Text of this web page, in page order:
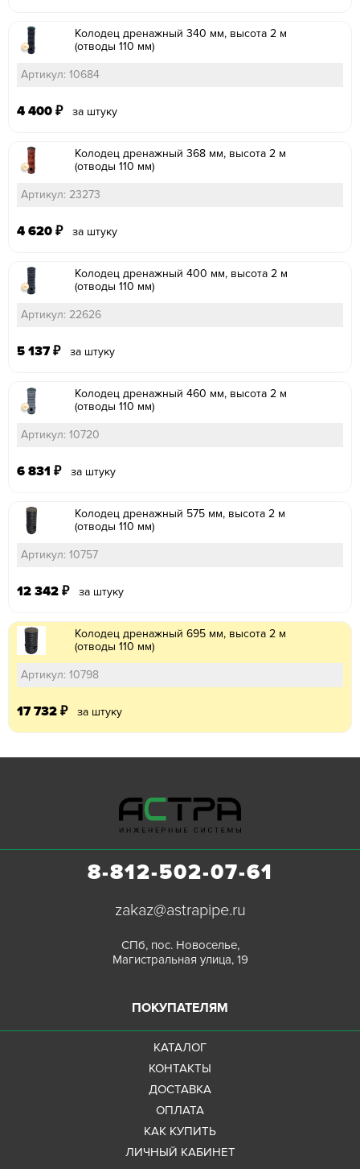
Колодец дренажный 340 мм, высота 2 м
(отводы 110 мм)
Артикул: 10684
4 400 ₽ за штуку
Колодец дренажный 368 мм, высота 2 м
(отводы 110 мм)
Артикул: 23273
4 620 ₽ за штуку
Колодец дренажный 400 мм, высота 2 м
(отводы 110 мм)
Артикул: 22626
5 137 ₽ за штуку
Колодец дренажный 460 мм, высота 2 м
(отводы 110 мм)
Артикул: 10720
6 831 ₽ за штуку
Колодец дренажный 575 мм, высота 2 м
(отводы 110 мм)
Артикул: 10757
12 342 ₽ за штуку
Колодец дренажный 695 мм, высота 2 м
(отводы 110 мм)
Артикул: 10798
17 732 ₽ за штуку
8-812-502-07-61
zakaz@astrapipe.ru
СПб, пос. Новоселье,
Магистральная улица, 19
ПОКУПАТЕЛЯМ
КАТАЛОГ
КОНТАКТЫ
ДОСТАВКА
ОПЛАТА
КАК КУПИТЬ
ЛИЧНЫЙ КАБИНЕТ